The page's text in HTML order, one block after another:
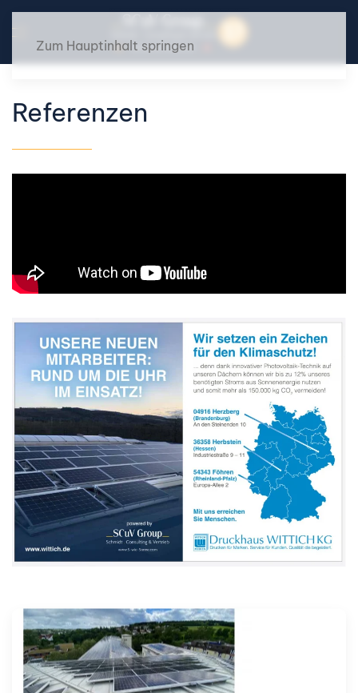
Zum Hauptinhalt springen
Referenzen